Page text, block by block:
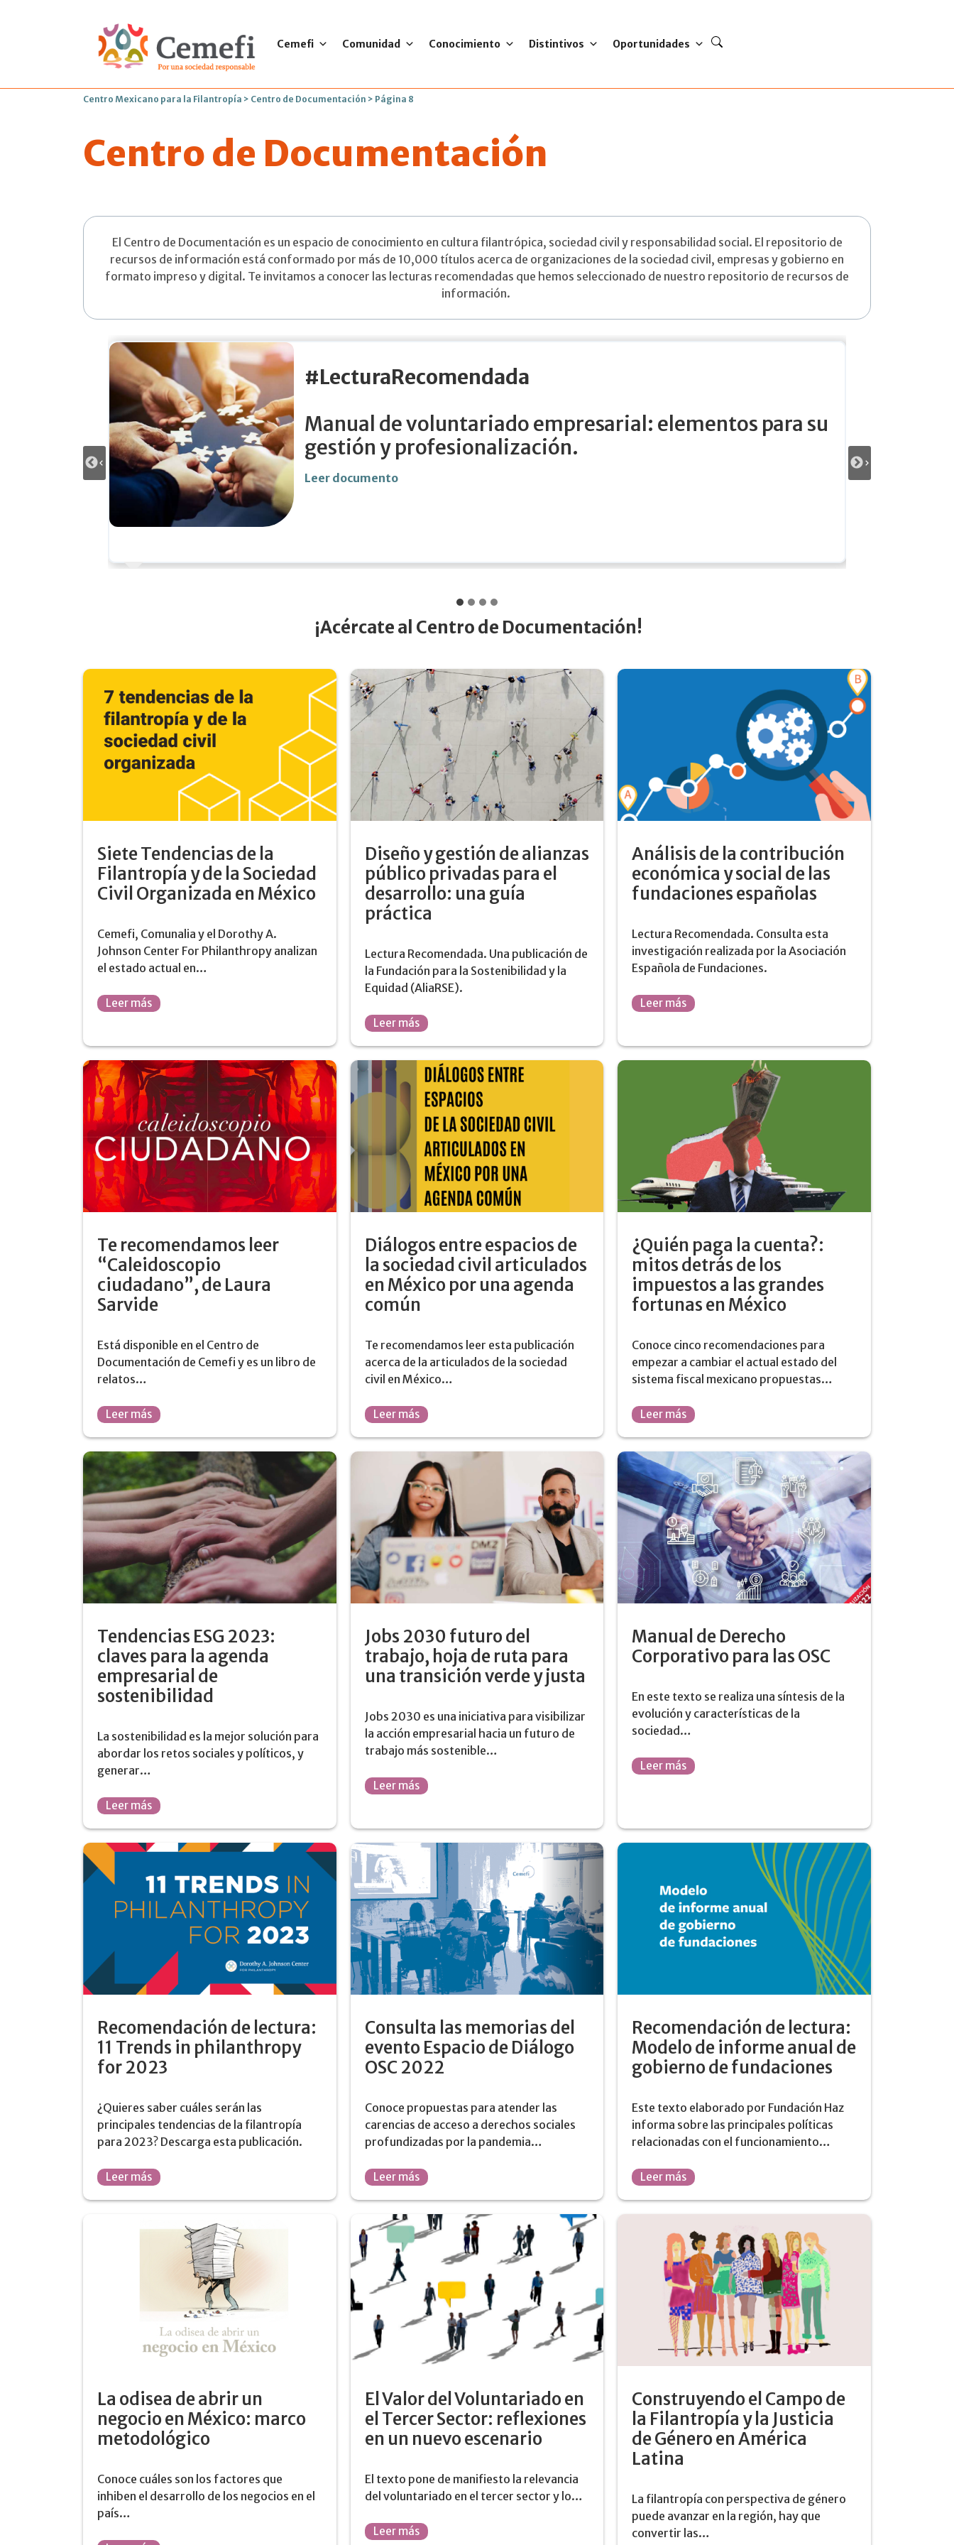
Cemefi Comunidad Conocimiento Distintivos Oportunidades
Centro Mexicano para la Filantropía > Centro de Documentación > Página 8
Centro de Documentación
El Centro de Documentación es un espacio de conocimiento en cultura filantrópica, sociedad civil y responsabilidad social. El repositorio de
recursos de información está conformado por más de 10,000 títulos acerca de organizaciones de la sociedad civil, empresas y gobierno en
formato impreso y digital. Te invitamos a conocer las lecturas recomendadas que hemos seleccionado de nuestro repositorio de recursos de
información.
empresarial: elementos para su
Estrategia, responsabilidad social y
Leer documento
¡Acércate al Centro de Documentación!
Siete Tendencias de la
Filantropía y de la Sociedad
Civil Organizada en México
Cemefi, Comunalia y el Dorothy A.
Johnson Center For Philanthropy analizan
el estado actual en…
Leer más
Diseño y gestión de alianzas
público privadas para el
desarrollo: una guía
práctica
Lectura Recomendada. Una publicación de
la Fundación para la Sostenibilidad y la
Equidad (AliaRSE).
Leer más
Análisis de la contribución
económica y social de las
fundaciones españolas
Lectura Recomendada. Consulta esta
investigación realizada por la Asociación
Española de Fundaciones.
Leer más
Te recomendamos leer
“Caleidoscopio
ciudadano”, de Laura
Sarvide
Está disponible en el Centro de
Documentación de Cemefi y es un libro de
relatos…
Leer más
Diálogos entre espacios de
la sociedad civil articulados
en México por una agenda
común
Te recomendamos leer esta publicación
acerca de la articulados de la sociedad
civil en México…
Leer más
¿Quién paga la cuenta?:
mitos detrás de los
impuestos a las grandes
fortunas en México
Conoce cinco recomendaciones para
empezar a cambiar el actual estado del
sistema fiscal mexicano propuestas…
Leer más
Tendencias ESG 2023:
claves para la agenda
empresarial de
sostenibilidad
La sostenibilidad es la mejor solución para
abordar los retos sociales y políticos, y
generar…
Leer más
Jobs 2030 futuro del
trabajo, hoja de ruta para
una transición verde y justa
Jobs 2030 es una iniciativa para visibilizar
la acción empresarial hacia un futuro de
trabajo más sostenible…
Leer más
Manual de Derecho
Corporativo para las OSC
En este texto se realiza una síntesis de la
evolución y características de la
sociedad…
Leer más
Recomendación de lectura:
11 Trends in philanthropy
for 2023
¿Quieres saber cuáles serán las
principales tendencias de la filantropía
para 2023? Descarga esta publicación.
Leer más
Consulta las memorias del
evento Espacio de Diálogo
OSC 2022
Conoce propuestas para atender las
carencias de acceso a derechos sociales
profundizadas por la pandemia…
Leer más
Recomendación de lectura:
Modelo de informe anual de
gobierno de fundaciones
Este texto elaborado por Fundación Haz
informa sobre las principales políticas
relacionadas con el funcionamiento…
Leer más
La odisea de abrir un
negocio en México: marco
metodológico
Conoce cuáles son los factores que
inhiben el desarrollo de los negocios en el
país…
El Valor del Voluntariado en
el Tercer Sector: reflexiones
en un nuevo escenario
El texto pone de manifiesto la relevancia
del voluntariado en el tercer sector y lo…
Leer más
Construyendo el Campo de
la Filantropía y la Justicia
de Género en América
Latina
La filantropía con perspectiva de género
puede avanzar en la región, hay que
convertir las…